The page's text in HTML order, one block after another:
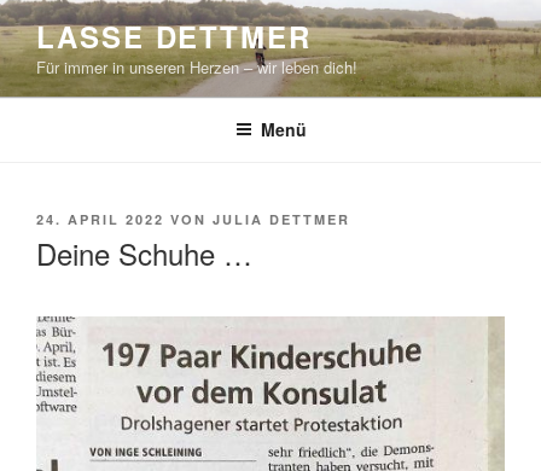
Zum
Inhalt
springen
LASSE DETTMER
Für immer in unseren Herzen – wir leben dich!
Menü
VERÖFFENTLICHT
24. APRIL 2022 VON JULIA DETTMER
Deine Schuhe …